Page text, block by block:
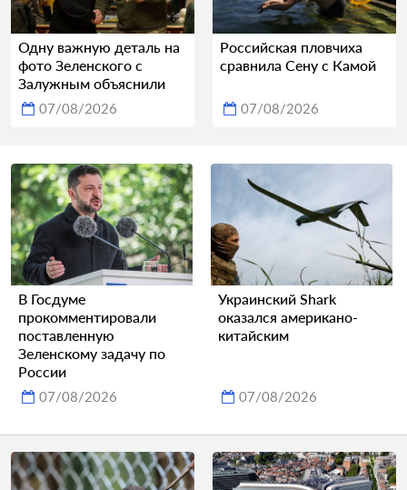
Одну важную деталь на
фото Зеленского с
Залужным объяснили
07/08/2026
Российская пловчиха
сравнила Сену с Камой
07/08/2026
В Госдуме
прокомментировали
поставленную
Зеленскому задачу по
России
07/08/2026
Украинский Shark
оказался американо-
китайским
07/08/2026